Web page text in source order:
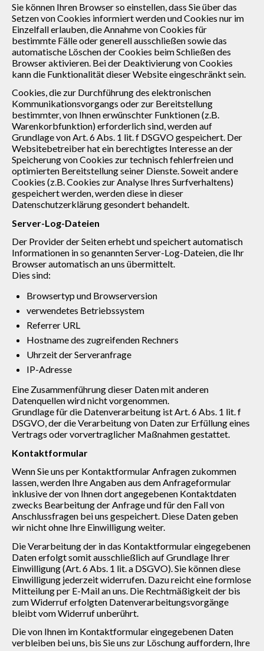
Sie können Ihren Browser so einstellen, dass Sie über das
Setzen von Cookies informiert werden und Cookies nur im
Einzelfall erlauben, die Annahme von Cookies für
bestimmte Fälle oder generell ausschließen sowie das
automatische Löschen der Cookies beim Schließen des
Browser aktivieren. Bei der Deaktivierung von Cookies
kann die Funktionalität dieser Website eingeschränkt sein.
Cookies, die zur Durchführung des elektronischen
Kommunikationsvorgangs oder zur Bereitstellung
bestimmter, von Ihnen erwünschter Funktionen (z.B.
Warenkorbfunktion) erforderlich sind, werden auf
Grundlage von Art. 6 Abs. 1 lit. f DSGVO gespeichert. Der
Websitebetreiber hat ein berechtigtes Interesse an der
Speicherung von Cookies zur technisch fehlerfreien und
optimierten Bereitstellung seiner Dienste. Soweit andere
Cookies (z.B. Cookies zur Analyse Ihres Surfverhaltens)
gespeichert werden, werden diese in dieser
Datenschutzerklärung gesondert behandelt.
Server-Log-Dateien
Der Provider der Seiten erhebt und speichert automatisch
Informationen in so genannten Server-Log-Dateien, die Ihr
Browser automatisch an uns übermittelt.
Dies sind:
Browsertyp und Browserversion
verwendetes Betriebssystem
Referrer URL
Hostname des zugreifenden Rechners
Uhrzeit der Serveranfrage
IP-Adresse
Eine Zusammenführung dieser Daten mit anderen
Datenquellen wird nicht vorgenommen.
Grundlage für die Datenverarbeitung ist Art. 6 Abs. 1 lit. f
DSGVO, der die Verarbeitung von Daten zur Erfüllung eines
Vertrags oder vorvertraglicher Maßnahmen gestattet.
Kontaktformular
Wenn Sie uns per Kontaktformular Anfragen zukommen
lassen, werden Ihre Angaben aus dem Anfrageformular
inklusive der von Ihnen dort angegebenen Kontaktdaten
zwecks Bearbeitung der Anfrage und für den Fall von
Anschlussfragen bei uns gespeichert. Diese Daten geben
wir nicht ohne Ihre Einwilligung weiter.
Die Verarbeitung der in das Kontaktformular eingegebenen
Daten erfolgt somit ausschließlich auf Grundlage Ihrer
Einwilligung (Art. 6 Abs. 1 lit. a DSGVO). Sie können diese
Einwilligung jederzeit widerrufen. Dazu reicht eine formlose
Mitteilung per E-Mail an uns. Die Rechtmäßigkeit der bis
zum Widerruf erfolgten Datenverarbeitungsvorgänge
bleibt vom Widerruf unberührt.
Die von Ihnen im Kontaktformular eingegebenen Daten
verbleiben bei uns, bis Sie uns zur Löschung auffordern, Ihre